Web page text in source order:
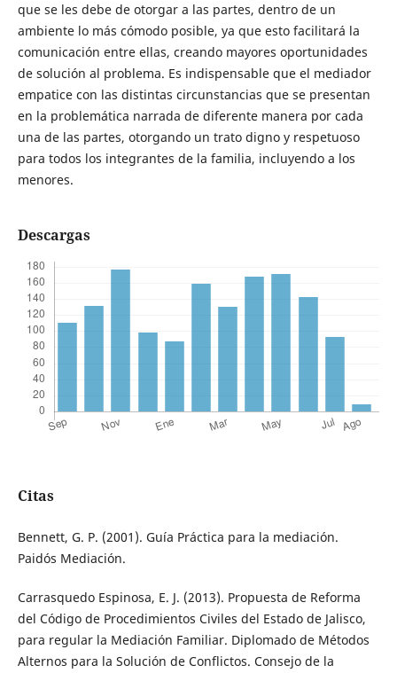
que se les debe de otorgar a las partes, dentro de un
ambiente lo más cómodo posible, ya que esto facilitará la
comunicación entre ellas, creando mayores oportunidades
de solución al problema. Es indispensable que el mediador
empatice con las distintas circunstancias que se presentan
en la problemática narrada de diferente manera por cada
una de las partes, otorgando un trato digno y respetuoso
para todos los integrantes de la familia, incluyendo a los
menores.
Descargas
Citas
Bennett, G. P. (2001). Guía Práctica para la mediación.
Paidós Mediación.
Carrasquedo Espinosa, E. J. (2013). Propuesta de Reforma
del Código de Procedimientos Civiles del Estado de Jalisco,
para regular la Mediación Familiar. Diplomado de Métodos
Alternos para la Solución de Conflictos. Consejo de la